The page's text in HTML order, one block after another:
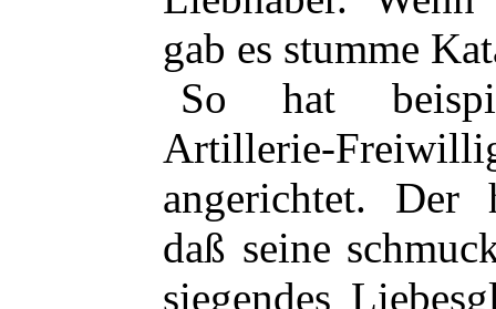
gab es stumme
So hat
Artillerie-
angerichtet.
daß seine
siegendes